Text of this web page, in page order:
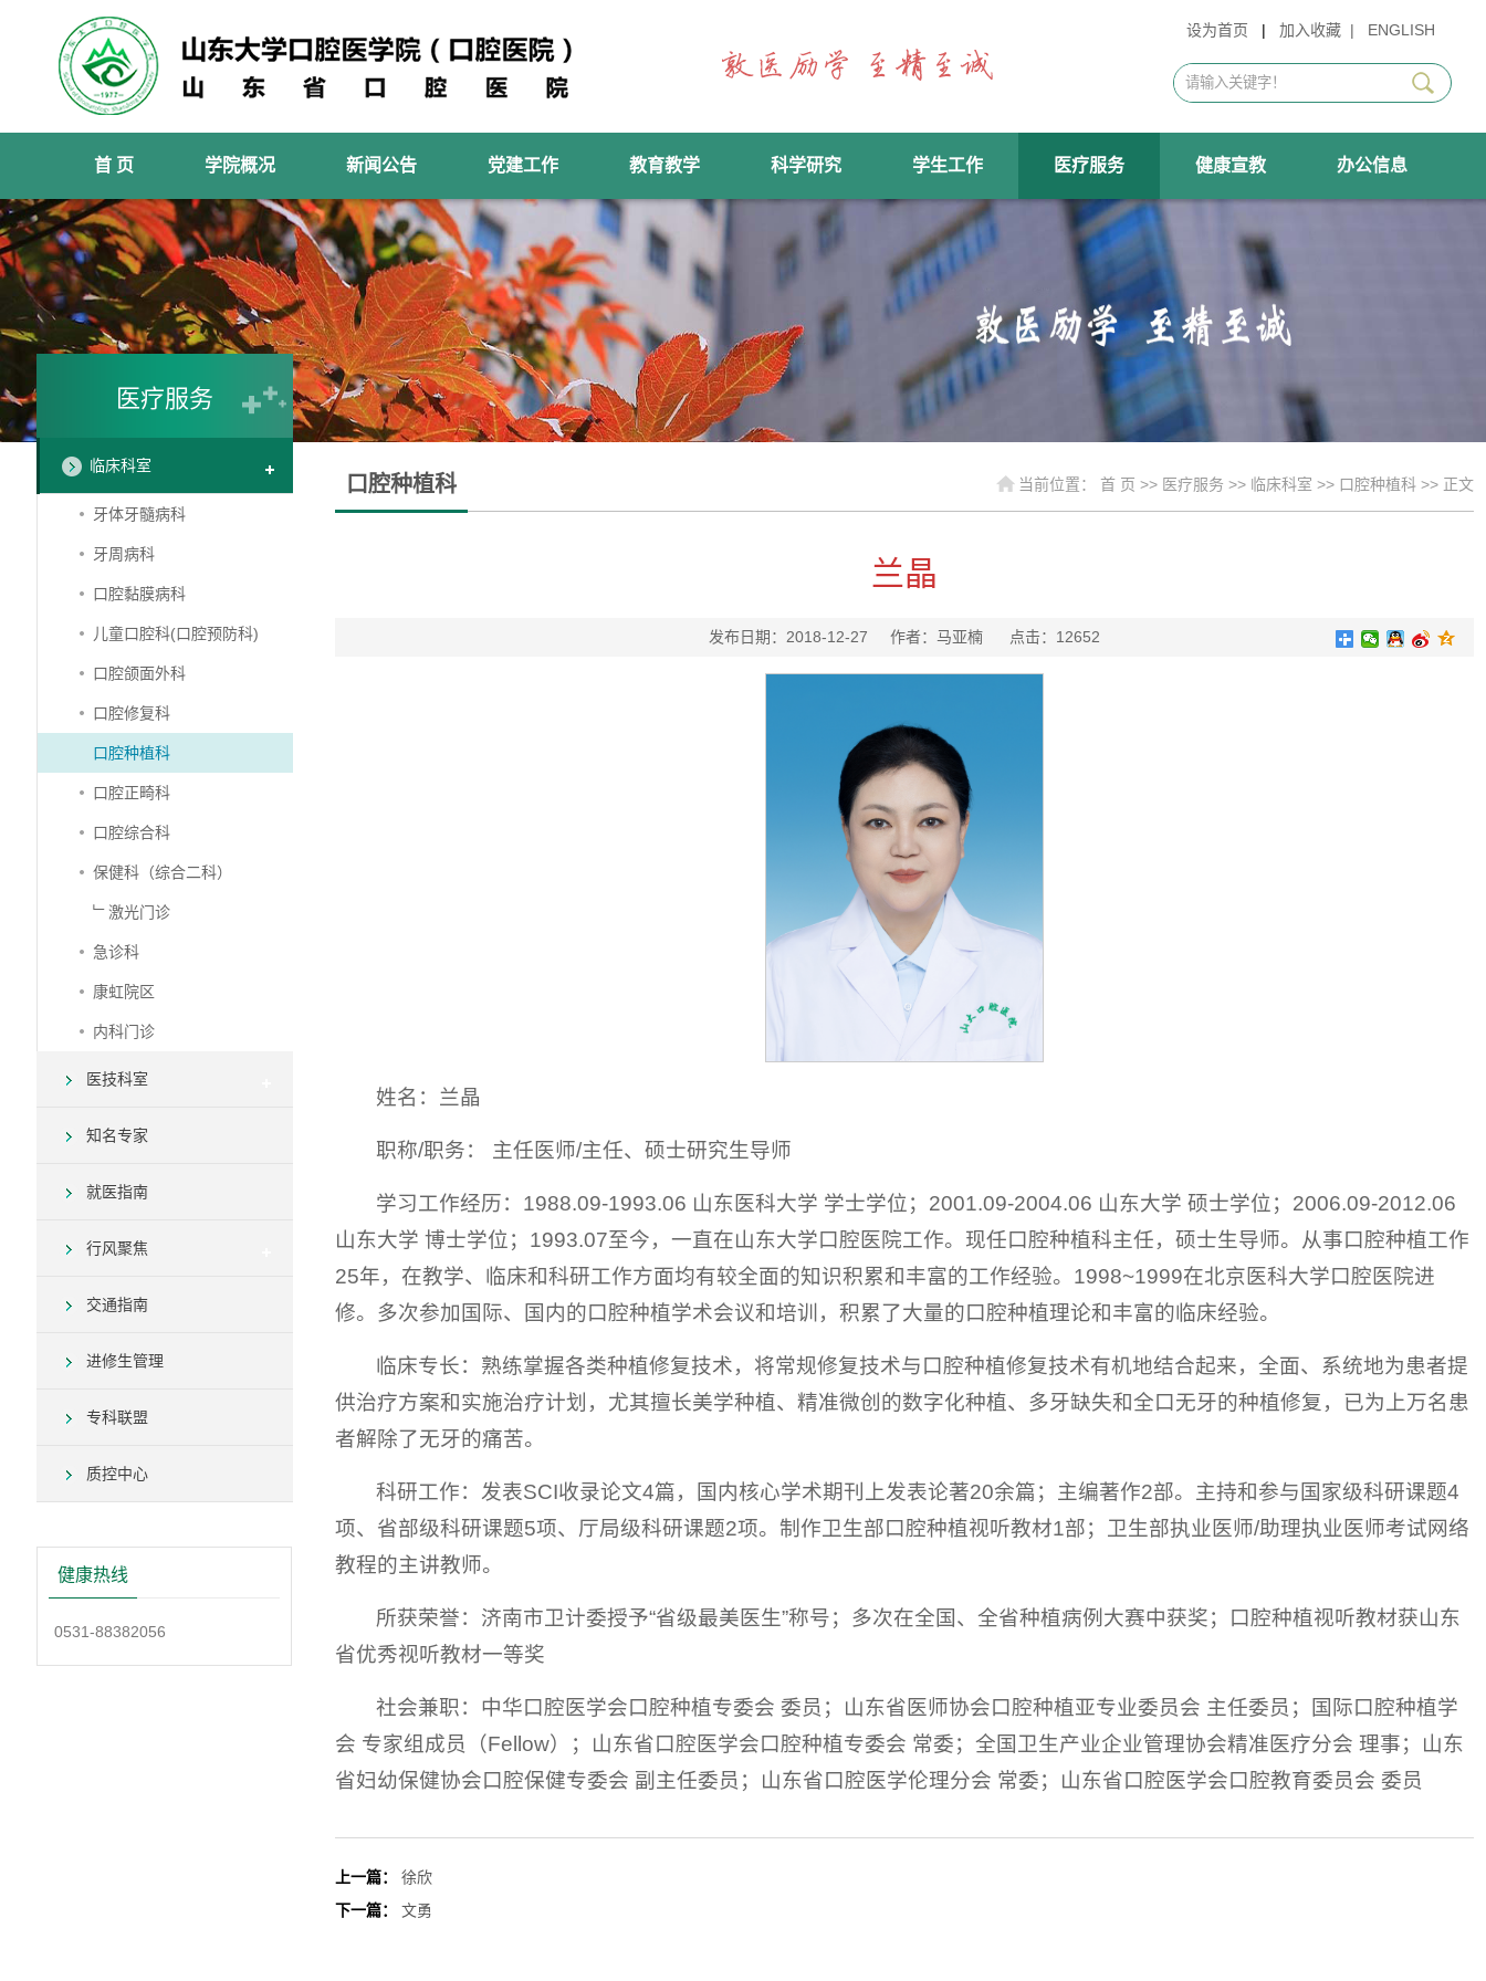
设为首页 | 加入收藏 | ENGLISH
首 页 学院概况 新闻公告 党建工作 教育教学 科学研究 学生工作 医疗服务 健康宣教 办公信息
医疗服务
临床科室
牙体牙髓病科
牙周病科
口腔黏膜病科
儿童口腔科(口腔预防科)
口腔颌面外科
口腔修复科
口腔种植科
口腔正畸科
口腔综合科
保健科（综合二科）
﹂激光门诊
急诊科
康虹院区
内科门诊
医技科室
知名专家
就医指南
行风聚焦
交通指南
进修生管理
专科联盟
质控中心
健康热线
0531-88382056
口腔种植科 当前位置： 首 页 >> 医疗服务 >> 临床科室 >> 口腔种植科 >> 正文
兰晶
发布日期：2018-12-27 作者：马亚楠 点击： 12652
姓名：兰晶
职称/职务： 主任医师/主任、硕士研究生导师
学习工作经历：1988.09-1993.06 山东医科大学 学士学位；2001.09-2004.06 山东大学 硕士学位；2006.09-2012.06
山东大学 博士学位；1993.07至今，一直在山东大学口腔医院工作。现任口腔种植科主任，硕士生导师。从事口腔种植工作
25年，在教学、临床和科研工作方面均有较全面的知识积累和丰富的工作经验。1998~1999在北京医科大学口腔医院进
修。多次参加国际、国内的口腔种植学术会议和培训，积累了大量的口腔种植理论和丰富的临床经验。
临床专长：熟练掌握各类种植修复技术，将常规修复技术与口腔种植修复技术有机地结合起来，全面、系统地为患者提
供治疗方案和实施治疗计划，尤其擅长美学种植、精准微创的数字化种植、多牙缺失和全口无牙的种植修复，已为上万名患
者解除了无牙的痛苦。
科研工作：发表SCI收录论文4篇，国内核心学术期刊上发表论著20余篇；主编著作2部。主持和参与国家级科研课题4
项、省部级科研课题5项、厅局级科研课题2项。制作卫生部口腔种植视听教材1部；卫生部执业医师/助理执业医师考试网络
教程的主讲教师。
所获荣誉：济南市卫计委授予“省级最美医生”称号；多次在全国、全省种植病例大赛中获奖；口腔种植视听教材获山东
省优秀视听教材一等奖
社会兼职：中华口腔医学会口腔种植专委会 委员；山东省医师协会口腔种植亚专业委员会 主任委员；国际口腔种植学
会 专家组成员（Fellow）；山东省口腔医学会口腔种植专委会 常委；全国卫生产业企业管理协会精准医疗分会 理事；山东
省妇幼保健协会口腔保健专委会 副主任委员；山东省口腔医学伦理分会 常委；山东省口腔医学会口腔教育委员会 委员
上一篇：
徐欣
下一篇：
文勇